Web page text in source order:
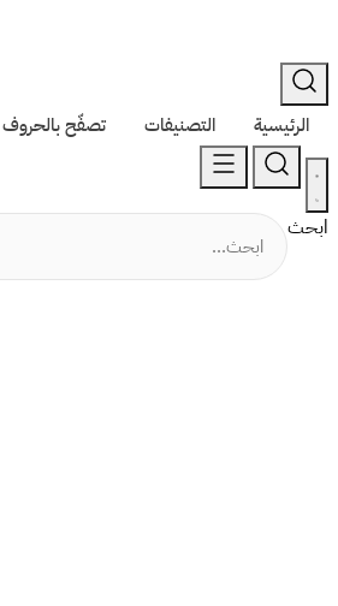
الرئيسية التصنيفات تصفّح بالحروف
ابحث